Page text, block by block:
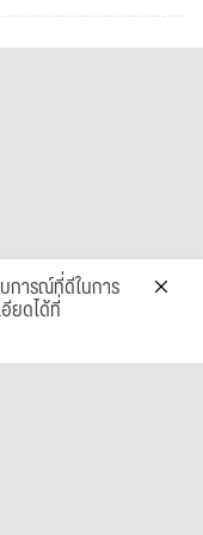
การณ์ที่ดีในการ
ยดได้ที่